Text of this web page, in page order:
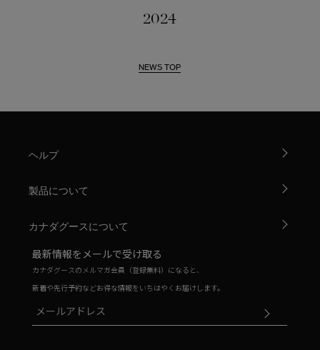
2024
NEWS TOP
ヘルプ
製品について
カナダグースについて
最新情報をメールで受け取る
カナダグースのメルマガ会員（登録無料）になると、
新着や先行予約などお得な情報をいちはやくお届けします。